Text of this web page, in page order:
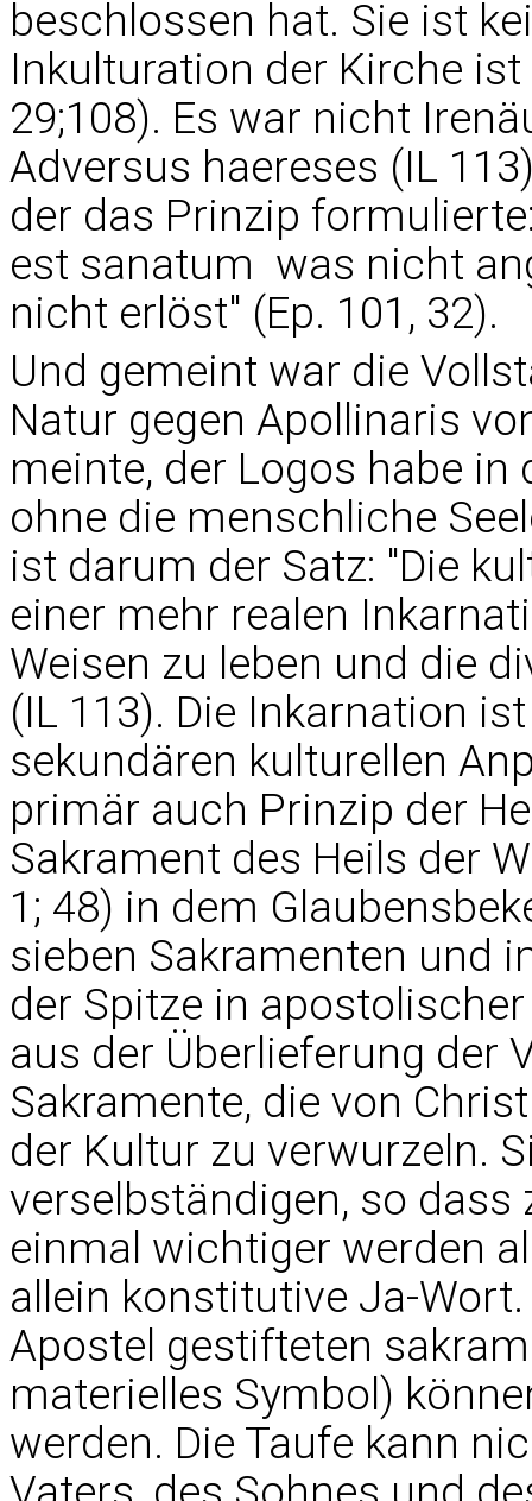
beschlossen hat. Sie ist
Inkulturation der Kirche
29;108). Es war nicht
Adversus haereses (IL
der das Prinzip
est sanatum  was nicht
nicht erlöst" (Ep. 101, 32).
Und gemeint war die
Natur gegen Apollinaris
meinte, der Logos habe
ohne die menschliche
ist darum der Satz: "Die
einer mehr realen
Weisen zu leben und die
(IL 113). Die Inkarnation
sekundären kulturellen
primär auch Prinzip der
Sakrament des Heils der
1; 48) in dem
sieben Sakramenten und
der Spitze in
aus der Überlieferung der
Sakramente, die von
der Kultur zu verwurzeln.
verselbständigen, so
einmal wichtiger werden
allein konstitutive Ja-
Apostel gestifteten
materielles Symbol)
werden. Die Taufe kann